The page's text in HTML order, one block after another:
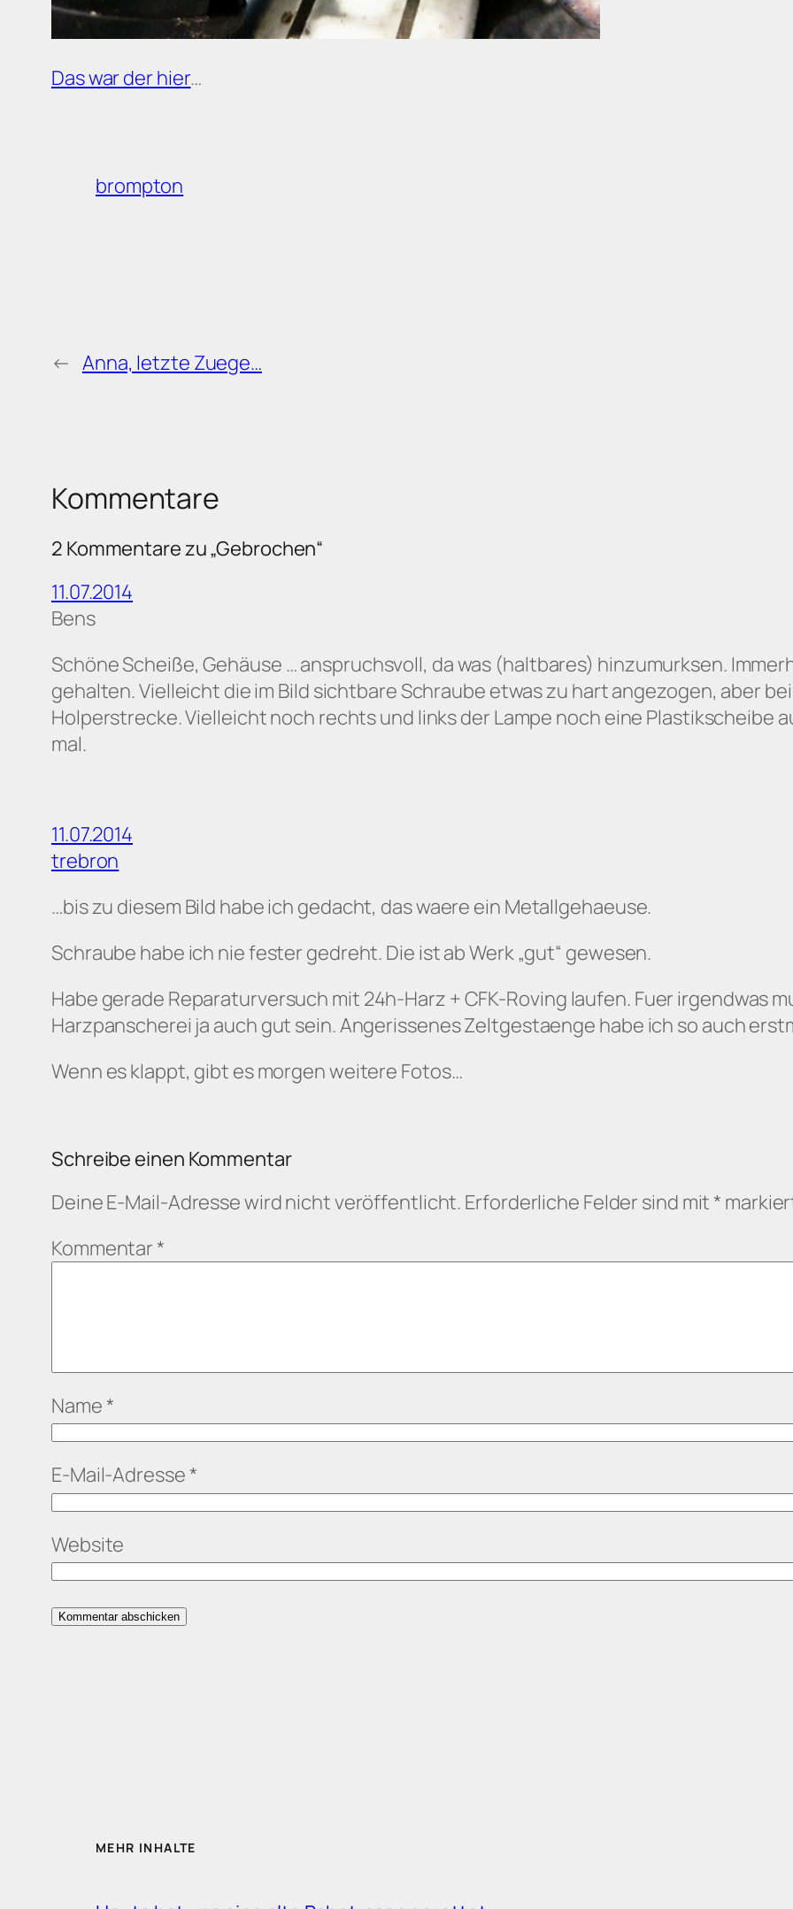
Das war der hier…
brompton
← Anna, letzte Zuege…
Kommentare
2 Kommentare zu „Gebrochen“
11.07.2014
Bens
Schöne Scheiße, Gehäuse … anspruchsvoll, da was (haltbares) hinzumurksen.
gehalten. Vielleicht die im Bild sichtbare Schraube etwas zu hart angezogen, aber
Holperstrecke. Vielleicht noch rechts und links der Lampe noch eine Plastikscheibe
mal.
11.07.2014
trebron
…bis zu diesem Bild habe ich gedacht, das waere ein Metallgehaeuse.
Schraube habe ich nie fester gedreht. Die ist ab Werk „gut“ gewesen.
Habe gerade Reparaturversuch mit 24h-Harz + CFK-Roving laufen. Fuer irgendwas
Harzpanscherei ja auch gut sein. Angerissenes Zeltgestaenge habe ich so auch
Wenn es klappt, gibt es morgen weitere Fotos…
Schreibe einen Kommentar
Deine E-Mail-Adresse wird nicht veröffentlicht. Erforderliche Felder sind mit *
Kommentar *
Name *
E-Mail-Adresse *
Website
MEHR INHALTE